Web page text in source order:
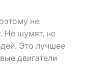
не
Не шумят, не
Это лучшее
двигатели